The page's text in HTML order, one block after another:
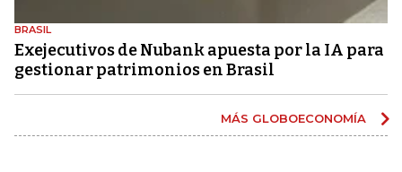
BRASIL
Exejecutivos de Nubank apuesta por la IA para
gestionar patrimonios en Brasil
MÁS GLOBOECONOMÍA